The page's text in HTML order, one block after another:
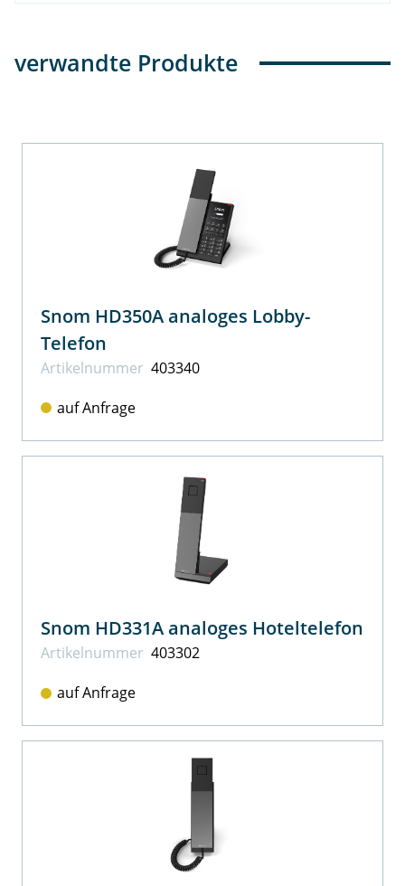
verwandte Produkte
Snom HD350A analoges Lobby-
Telefon
Artikel­nummer 403340
auf Anfrage
Snom HD331A analoges Hoteltelefon
Artikel­nummer 403302
auf Anfrage